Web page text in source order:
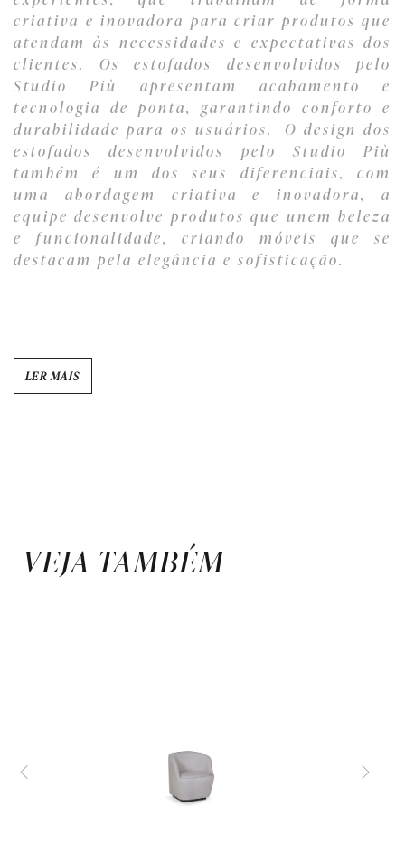
criativa e inovadora para criar produtos que
atendam às necessidades e expectativas dos
clientes. Os estofados desenvolvidos pelo
Studio Più apresentam acabamento e
tecnologia de ponta, garantindo conforto e
durabilidade para os usuários. O design dos
estofados desenvolvidos pelo Studio Più
também é um dos seus diferenciais, com
uma abordagem criativa e inovadora, a
equipe desenvolve produtos que unem beleza
e funcionalidade, criando móveis que se
destacam pela elegância e sofisticação.
LER MAIS
VEJA TAMBÉM